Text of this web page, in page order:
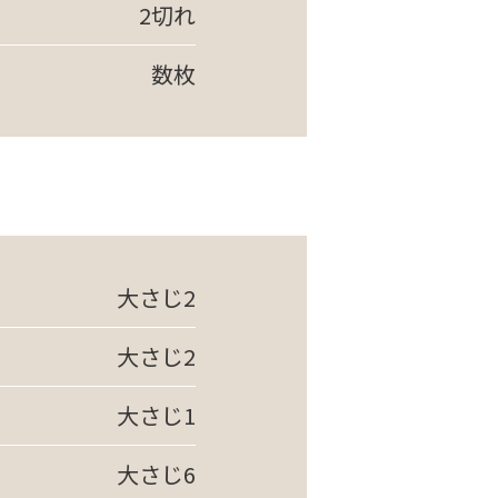
2切れ
数枚
大さじ2
大さじ2
大さじ1
大さじ6